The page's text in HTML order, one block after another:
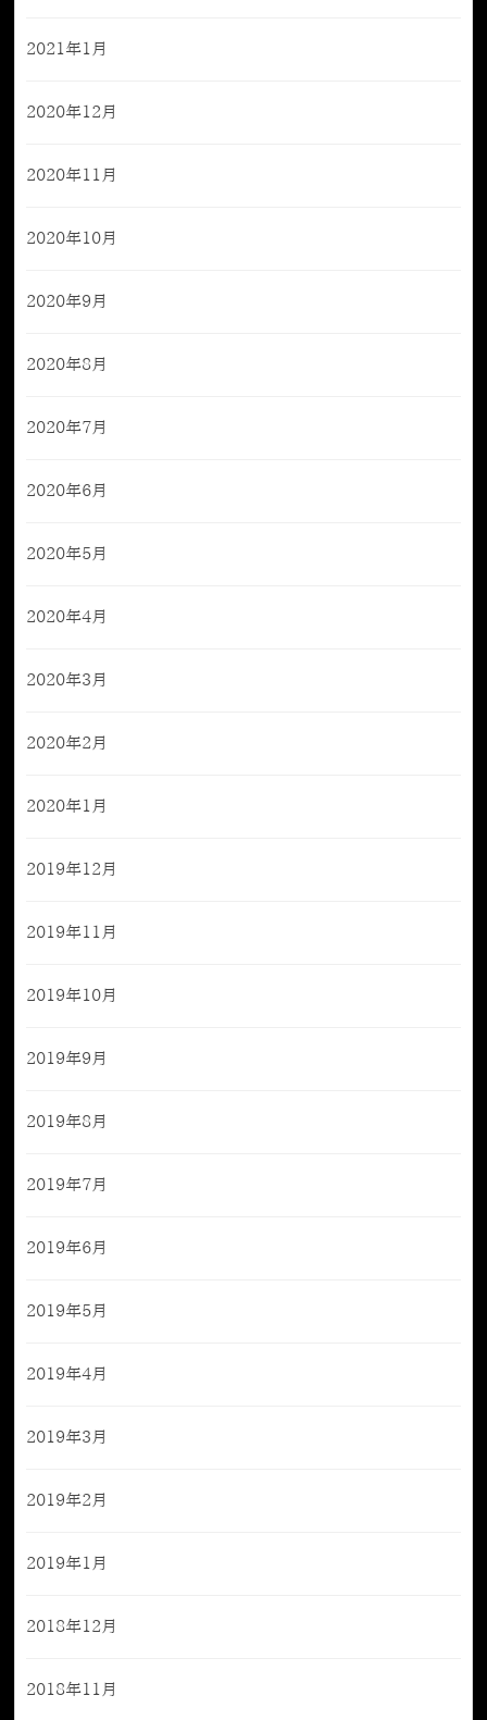
2021年1月
2020年12月
2020年11月
2020年10月
2020年9月
2020年8月
2020年7月
2020年6月
2020年5月
2020年4月
2020年3月
2020年2月
2020年1月
2019年12月
2019年11月
2019年10月
2019年9月
2019年8月
2019年7月
2019年6月
2019年5月
2019年4月
2019年3月
2019年2月
2019年1月
2018年12月
2018年11月